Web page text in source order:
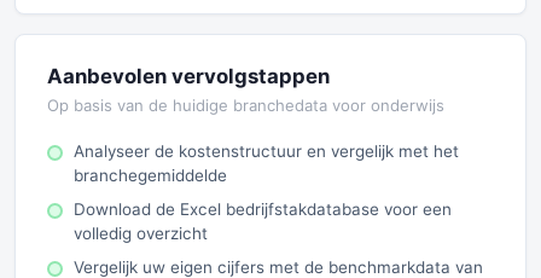
Aanbevolen vervolgstappen
Op basis van de huidige branchedata voor onderwijs
Analyseer de kostenstructuur en vergelijk met het
branchegemiddelde
Download de Excel bedrijfstakdatabase voor een
volledig overzicht
Vergelijk uw eigen cijfers met de benchmarkdata van